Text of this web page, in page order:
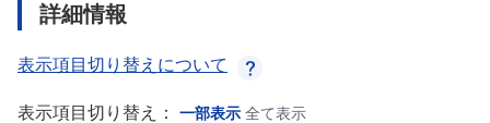
詳細情報
表示項目切り替えについて
表示項目切り替え： 一部表示 全て表示